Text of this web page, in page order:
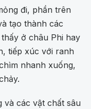
đi, phần trên
tạo thành các
ở châu Phi hay
tiếp xúc với ranh
nhanh xuống,
và các vật chất sâu